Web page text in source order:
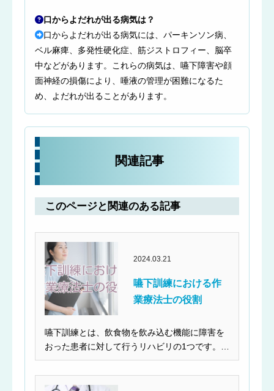
口からよだれが出る病気は？
口からよだれが出る病気には、パーキンソン病、
ベル麻痺、多発性硬化症、筋ジストロフィー、脳卒
中などがあります。これらの病気は、嚥下障害や顔
面神経の損傷により、唾液の管理が困難になるた
め、よだれが出ることがあります。
関連記事
このページと関連のある記事
2024.03.21
嚥下訓練における作
業療法士の役割
嚥下訓練とは、飲食物を飲み込む機能に障害を
おった患者に対して行うリハビリの1つです。一
般的に、嚥下訓...